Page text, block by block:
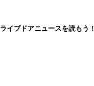
ライブドアニュースを読もう！